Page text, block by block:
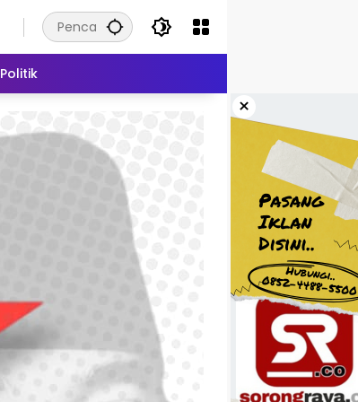
Politik
×